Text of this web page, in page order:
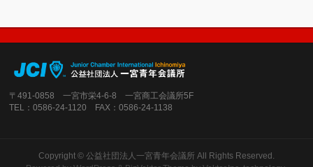
〒491-0858 一宮市栄4-6-8 一宮商工会議所5F
TEL：0586-24-1120 FAX：0586-24-1138
Copyright © 公益社団法人一宮青年会議所All Rights Reserved.